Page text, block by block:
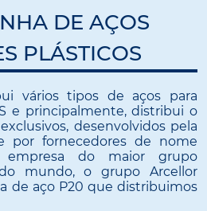
DE AÇOS
PLÁSTICOS
vários tipos de aços para
e principalmente, distribui o
desenvolvidos pela
por fornecedores de nome
do maior grupo
mundo, o grupo Arcellor
de aço P20 que distribuimos